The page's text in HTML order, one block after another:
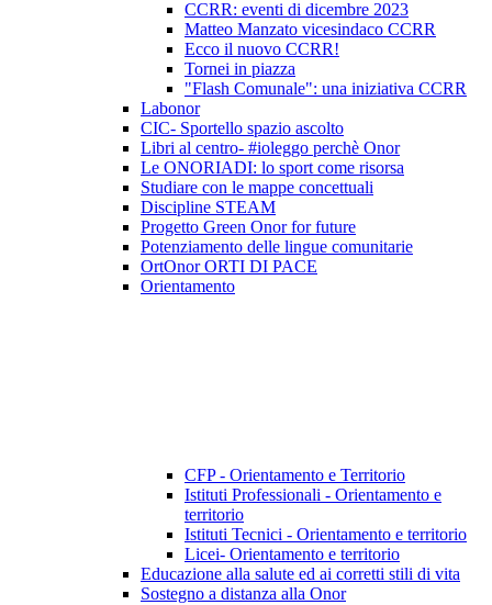
CCRR: eventi di dicembre 2023
Matteo Manzato vicesindaco CCRR
Ecco il nuovo CCRR!
Tornei in piazza
"Flash Comunale": una iniziativa CCRR
Labonor
CIC- Sportello spazio ascolto
Libri al centro- #ioleggo perchè Onor
Le ONORIADI: lo sport come risorsa
Studiare con le mappe concettuali
Discipline STEAM
Progetto Green Onor for future
Potenziamento delle lingue comunitarie
OrtOnor ORTI DI PACE
Orientamento
CFP - Orientamento e Territorio
Istituti Professionali - Orientamento e
territorio
Istituti Tecnici - Orientamento e territorio
Licei- Orientamento e territorio
Educazione alla salute ed ai corretti stili di vita
Sostegno a distanza alla Onor